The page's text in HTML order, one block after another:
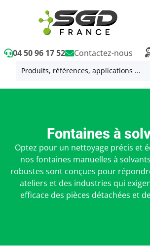
04 50 96 17 52 Contactez-nous
Fontaines à
Optez pour un nettoyage précis et
nos fontaines manuelles à
robustes sont conçues pour
ateliers et des industries qui
efficace des pièces détachées et